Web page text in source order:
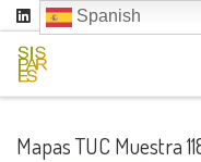
Saltar al contenido
Mapas TUC Muestra
Spanish